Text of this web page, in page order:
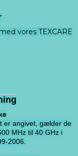
vores TEXCARE
er angivet, gælder de
MHz til 40 GHz i
2006.